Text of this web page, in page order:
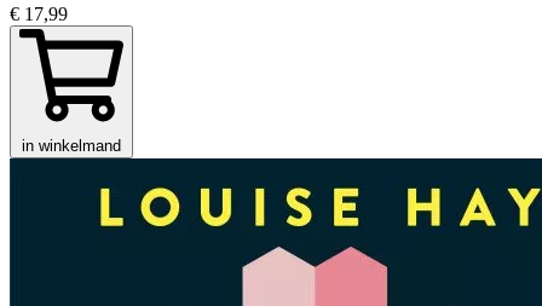
€ 17,99
in winkelmand